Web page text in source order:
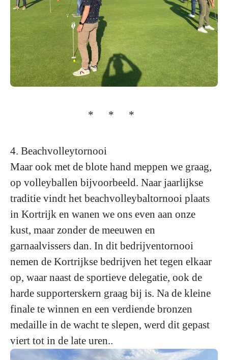
* * *
4. Beachvolleytornooi
Maar ook met de blote hand meppen we graag,
op volleyballen bijvoorbeeld. Naar jaarlijkse
traditie vindt het beachvolleybaltornooi plaats
in Kortrijk en wanen we ons even aan onze
kust, maar zonder de meeuwen en
garnaalvissers dan. In dit bedrijventornooi
nemen de Kortrijkse bedrijven het tegen elkaar
op, waar naast de sportieve delegatie, ook de
harde supporterskern graag bij is. Na de kleine
finale te winnen en een verdiende bronzen
medaille in de wacht te slepen, werd dit gepast
viert tot in de late uren..